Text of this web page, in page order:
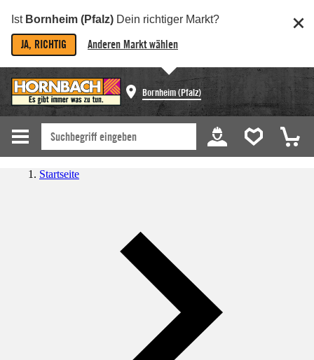
Ist Bornheim (Pfalz) Dein richtiger Markt?
JA, RICHTIG Anderen Markt wählen
Bornheim (Pfalz)
Startseite